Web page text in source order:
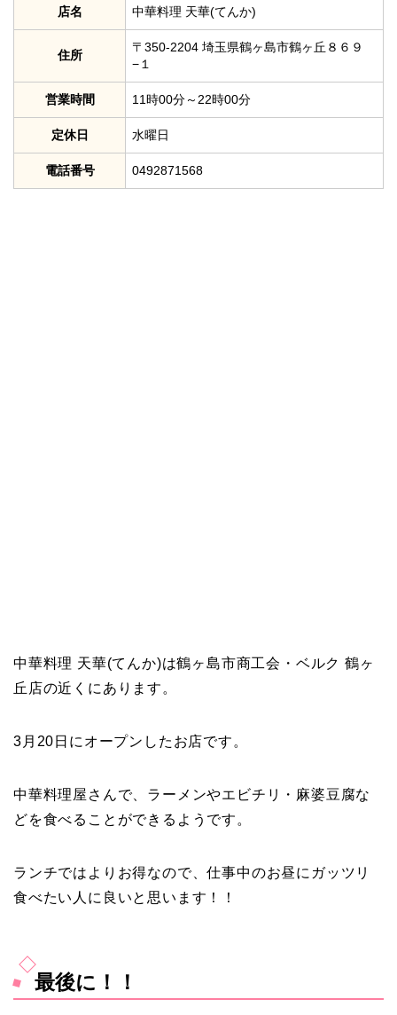
店名 中華料理 天華(てんか)
住所
〒350-2204 埼玉県鶴ヶ島市鶴ヶ丘８６９
−１
営業時間 11時00分～22時00分
定休日 水曜日
電話番号 0492871568
中華料理 天華(てんか)は鶴ヶ島市商工会・ベルク 鶴ヶ
丘店の近くにあります。
3月20日にオープンしたお店です。
中華料理屋さんで、ラーメンやエビチリ・麻婆豆腐な
どを食べることができるようです。
ランチではよりお得なので、仕事中のお昼にガッツリ
食べたい人に良いと思います！！
最後に！！